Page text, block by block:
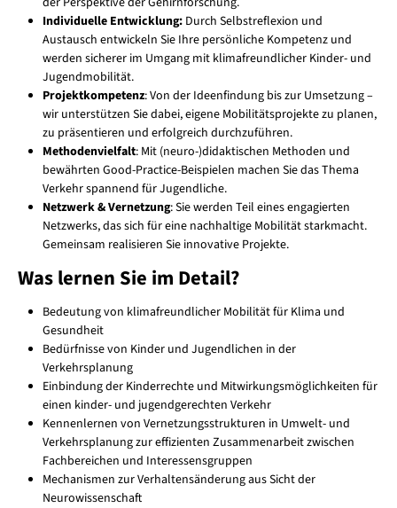
Individuelle Entwicklung:Durch Selbstreflexion und
Austausch entwickeln Sie Ihre persönliche Kompetenz und
werden sicherer im Umgang mit klimafreundlicher Kinder- und
Jugendmobilität.
Projektkompetenz: Von der Ideenfindung bis zur Umsetzung –
wir unterstützen Sie dabei, eigene Mobilitätsprojekte zu planen,
zu präsentieren und erfolgreich durchzuführen.
Methodenvielfalt: Mit (neuro-)didaktischen Methoden und
bewährten Good-Practice-Beispielen machen Sie das Thema
Verkehr spannend für Jugendliche.
Netzwerk & Vernetzung: Sie werden Teil eines engagierten
Netzwerks, das sich für eine nachhaltige Mobilität starkmacht.
Gemeinsam realisieren Sie innovative Projekte.
Was lernen Sie im Detail?
Bedeutung von klimafreundlicher Mobilität für Klima und
Gesundheit
Bedürfnisse von Kinder und Jugendlichen in der
Verkehrsplanung
Einbindung der Kinderrechte und Mitwirkungsmöglichkeiten für
einen kinder- und jugendgerechten Verkehr
Kennenlernen von Vernetzungsstrukturen in Umwelt- und
Verkehrsplanung zur effizienten Zusammenarbeit zwischen
Fachbereichen und Interessensgruppen
Mechanismen zur Verhaltensänderung aus Sicht der
Neurowissenschaft